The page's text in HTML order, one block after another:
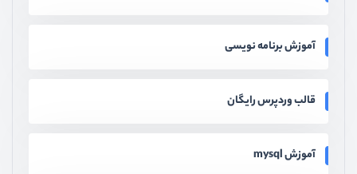
آموزش برنامه نویسی
قالب وردپرس رایگان
آموزش mysql